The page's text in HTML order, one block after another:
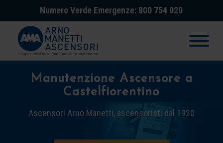
Numero Verde Emergenze: 800 754 020
Manutenzione Ascensore a
Castelfiorentino
Ascensori Arno Manetti, ascensoristi dal 1920